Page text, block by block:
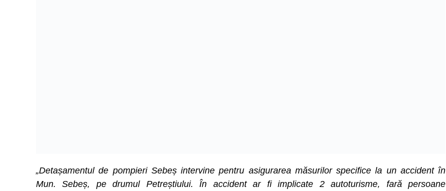
„Detașamentul de pompieri Sebeș intervine pentru asigurarea măsurilor specifice la un accident în
Mun. Sebeș, pe drumul Petreștiului. În accident ar fi implicate 2 autoturisme, fară persoane